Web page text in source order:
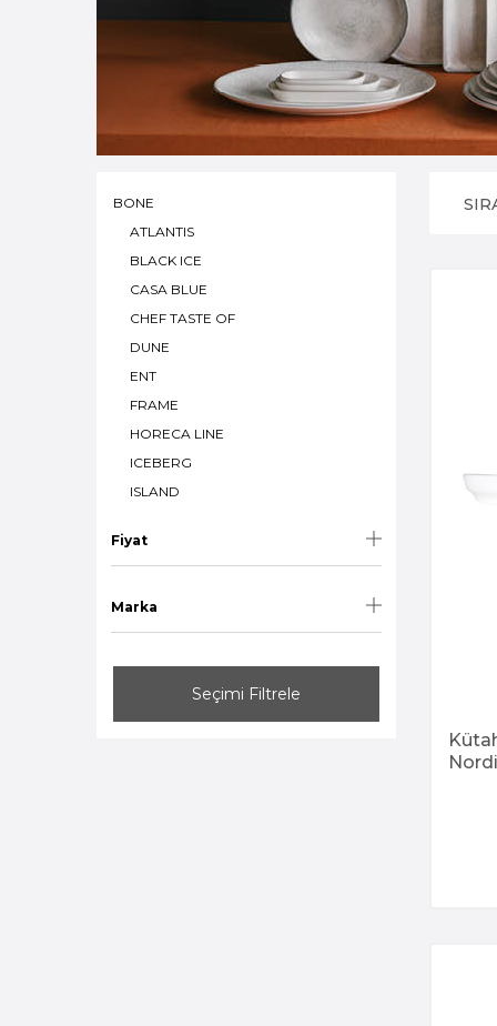
BONE
ATLANTIS
BLACK ICE
CASA BLUE
CHEF TASTE OF
DUNE
ENT
FRAME
HORECA LINE
ICEBERG
ISLAND
PERA BANQUET
SAND WIND
TAN BONE
TEOS
TILE LEGACY
WELLINGTON
Marka
Fiyat
Seçimi Filtrele